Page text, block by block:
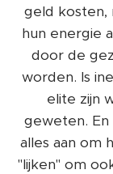
geld kosten,
hun energie
door de
worden. Is
elite zijn
geweten. En
alles aan om
"lijken" om